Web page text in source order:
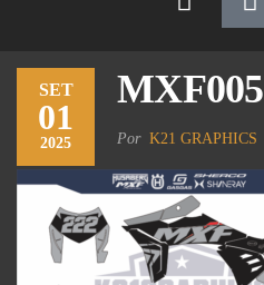
SET
01
2025
MXF005
Por K21 GRAPHICS